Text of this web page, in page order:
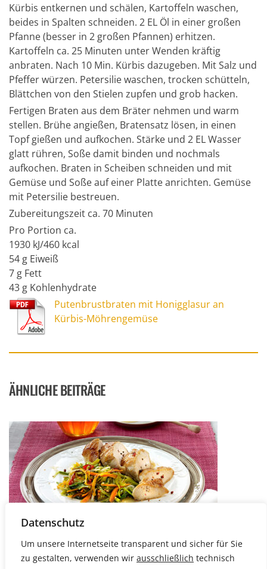
Datenschutz
Um unsere Internetseite transparent und sicher für Sie
zu gestalten, verwenden wir ausschließlich technisch
Kürbis entkernen und schälen, Kartoffeln waschen,
beides in Spalten schneiden. 2 EL Öl in einer großen
Pfanne (besser in 2 großen Pfannen) erhitzen.
Kartoffeln ca. 25 Minuten unter Wenden kräftig
anbraten. Nach 10 Min. Kürbis dazugeben. Mit Salz und
Pfeffer würzen. Petersilie waschen, trocken schütteln,
Blättchen von den Stielen zupfen und grob hacken.
Fertigen Braten aus dem Bräter nehmen und warm
stellen. Brühe angießen, Bratensatz lösen, in einen
Topf gießen und aufkochen. Stärke und 2 EL Wasser
glatt rühren, Soße damit binden und nochmals
aufkochen. Braten in Scheiben schneiden und mit
Gemüse und Soße auf einer Platte anrichten. Gemüse
mit Petersilie bestreuen.
Zubereitungszeit ca. 70 Minuten
Pro Portion ca.
1930 kJ/460 kcal
54 g Eiweiß
7 g Fett
43 g Kohlenhydrate
Putenbrustbraten mit Honigglasur an
Kürbis-Möhrengemüse
ÄHNLICHE BEITRÄGE
ARTIKEL